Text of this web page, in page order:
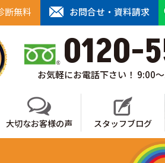
断無料 お問合せ・資料請求
0120-
お気軽にお電話下さい！ 9:00
大切なお客様の声
スタッフブログ